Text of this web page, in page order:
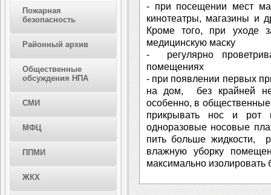
Пожарная
безопасность
Районный архив
Общественные
обсуждения НПА
СМИ
МФЦ
ППМИ
ЖКХ
- при посещении мест
кинотеатры, магазины и
Кроме того, при уходе
медицинскую маску
- регулярно
помещениях
- при появлении первых
на дом, без крайней
особенно, в
прикрывать нос и рот
одноразовые носовые
пить больше жидкости,
влажную уборку
максимально изолировать